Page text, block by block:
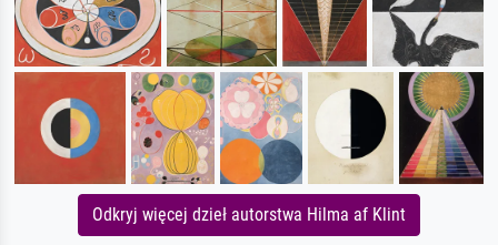
Odkryj więcej dzieł autorstwa Hilma af Klint